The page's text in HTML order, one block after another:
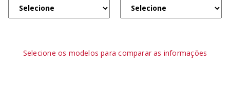
Selecione os modelos para comparar as informações